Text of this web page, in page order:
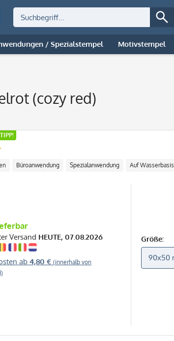
/ Spezialstempel Motivstempel
(cozy red)
TIPP!
Büroanwendung Spezialanwendung Auf Wasserbasis
Versand HEUTE, 07.08.2026
ab 4,80 € (innerhalb von
Größe: